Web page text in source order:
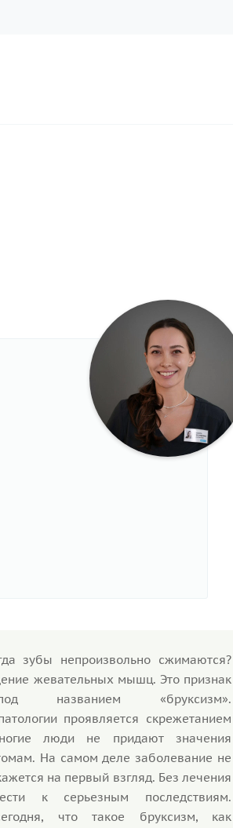
зубы непроизвольно сжимаются?
жевательных мышц. Это признак
названием «бруксизм».
проявляется скрежетанием
люди не придают значения
На самом деле заболевание не
на первый взгляд. Без лечения
к серьезным последствиям.
что такое бруксизм, как